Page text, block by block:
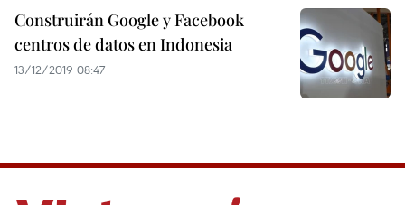
Construirán Google y Facebook
centros de datos en Indonesia
13/12/2019 08:47